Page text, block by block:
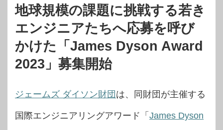
地球規模の課題に挑戦する若き
エンジニアたちへ応募を呼び
かけた「James Dyson Award
2023」募集開始
ジェームズ ダイソン財団 は、同財団が主催する
国際エンジニアリングアワード「 James Dyson